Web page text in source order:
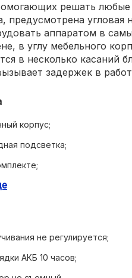
решать
предусмотрена угловая
аппаратом в
в углу мебельного
в несколько касаний
задержек в
корпус;
подсветка;
режим.
не регулируется;
АКБ 10 часов;